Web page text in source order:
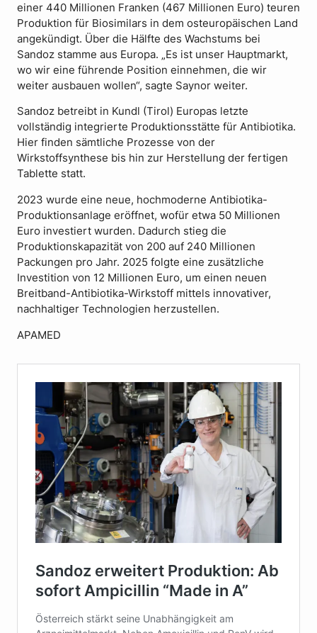
einer 440 Millionen Franken (467 Millionen Euro) teuren
Produktion für Biosimilars in dem osteuropäischen Land
angekündigt. Über die Hälfte des Wachstums bei
Sandoz stamme aus Europa. „Es ist unser Hauptmarkt,
wo wir eine führende Position einnehmen, die wir
weiter ausbauen wollen“, sagte Saynor weiter.
Sandoz betreibt in Kundl (Tirol) Europas letzte
vollständig integrierte Produktionsstätte für Antibiotika.
Hier finden sämtliche Prozesse von der
Wirkstoffsynthese bis hin zur Herstellung der fertigen
Tablette statt.
2023 wurde eine neue, hochmoderne Antibiotika-
Produktionsanlage eröffnet, wofür etwa 50 Millionen
Euro investiert wurden. Dadurch stieg die
Produktionskapazität von 200 auf 240 Millionen
Packungen pro Jahr. 2025 folgte eine zusätzliche
Investition von 12 Millionen Euro, um einen neuen
Breitband-Antibiotika-Wirkstoff mittels innovativer,
nachhaltiger Technologien herzustellen.
APAMED